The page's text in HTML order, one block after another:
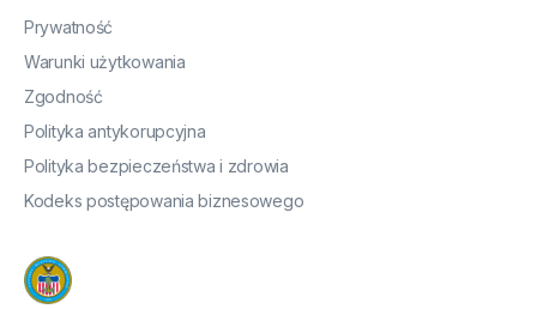
Prywatność
Warunki użytkowania
Zgodność
Polityka antykorupcyjna
Polityka bezpieczeństwa i zdrowia
Kodeks postępowania biznesowego